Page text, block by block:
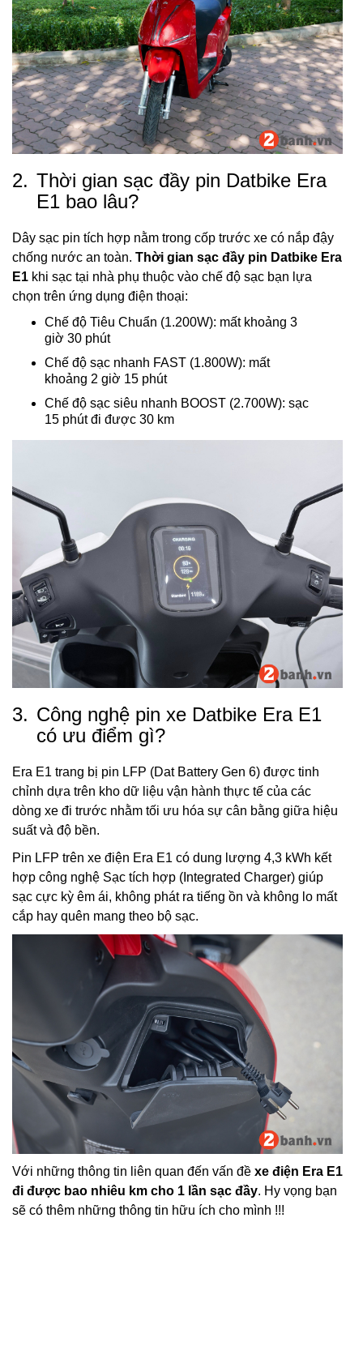
2. Thời gian sạc đầy pin Datbike Era
E1 bao lâu?
Dây sạc pin tích hợp nằm trong cốp trước xe có nắp đậy
chống nước an toàn. Thời gian sạc đầy pin Datbike Era
E1 khi sạc tại nhà phụ thuộc vào chế độ sạc bạn lựa
chọn trên ứng dụng điện thoại:
Chế độ Tiêu Chuẩn (1.200W): mất khoảng 3
giờ 30 phút
Chế độ sạc nhanh FAST (1.800W): mất
khoảng 2 giờ 15 phút
Chế độ sạc siêu nhanh BOOST (2.700W): sạc
15 phút đi được 30 km
3. Công nghệ pin xe Datbike Era E1
có ưu điểm gì?
Era E1 trang bị pin LFP (Dat Battery Gen 6) được tinh
chỉnh dựa trên kho dữ liệu vận hành thực tế của các
dòng xe đi trước nhằm tối ưu hóa sự cân bằng giữa hiệu
suất và độ bền.
Pin LFP trên xe điện Era E1 có dung lượng 4,3 kWh kết
hợp công nghệ Sạc tích hợp (Integrated Charger) giúp
sạc cực kỳ êm ái, không phát ra tiếng ồn và không lo mất
cắp hay quên mang theo bộ sạc.
Với những thông tin liên quan đến vấn đề xe điện Era E1
đi được bao nhiêu km cho 1 lần sạc đầy. Hy vọng bạn
sẽ có thêm những thông tin hữu ích cho mình !!!